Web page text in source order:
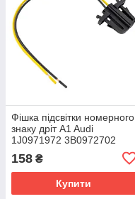
Фішка підсвітки номерного
знаку дріт A1 Audi
1J0971972 3B0972702
158 ₴
Купити